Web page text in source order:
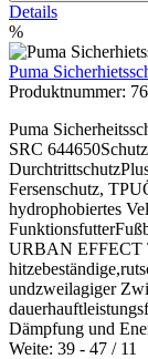
Details
%
Puma
Produktnummer:
Puma
SRC
Fersenschutz,
hydrophobiertes
URBAN EFFECT
undzweilagiger
Dämpfung und
Weite: 39 - 47 / 11